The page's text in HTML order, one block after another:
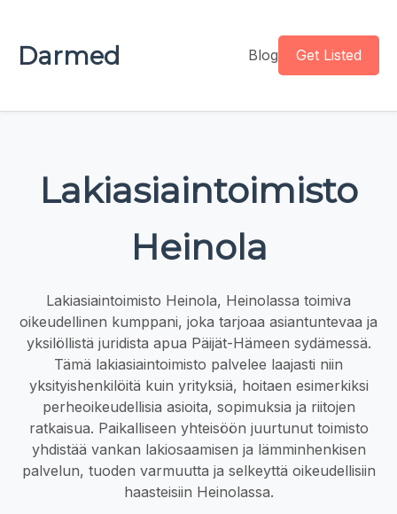
Darmed Blog Get Listed
Lakiasiaintoimisto
Heinola
Lakiasiaintoimisto Heinola, Heinolassa toimiva
oikeudellinen kumppani, joka tarjoaa asiantuntevaa ja
yksilöllistä juridista apua Päijät-Hämeen sydämessä.
Tämä lakiasiaintoimisto palvelee laajasti niin
yksityishenkilöitä kuin yrityksiä, hoitaen esimerkiksi
perheoikeudellisia asioita, sopimuksia ja riitojen
ratkaisua. Paikalliseen yhteisöön juurtunut toimisto
yhdistää vankan lakiosaamisen ja lämminhenkisen
palvelun, tuoden varmuutta ja selkeyttä oikeudellisiin
haasteisiin Heinolassa.